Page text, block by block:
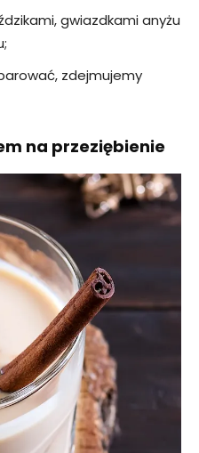
gwiazdkami anyżu
zdejmujemy
na przeziębienie